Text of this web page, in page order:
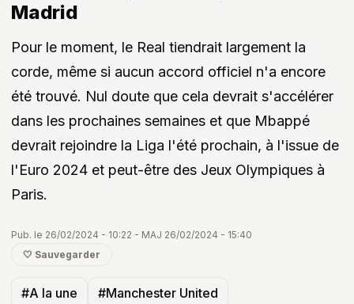
Madrid
Pour le moment, le Real tiendrait largement la
corde, même si aucun accord officiel n'a encore
été trouvé. Nul doute que cela devrait s'accélérer
dans les prochaines semaines et que Mbappé
devrait rejoindre la Liga l'été prochain, à l'issue de
l'Euro 2024 et peut-être des Jeux Olympiques à
Paris.
Pub. le 26/02/2024 - 10:22 - MAJ 26/02/2024 - 15:40
🤍 Sauvegarder
#A la une #Manchester United